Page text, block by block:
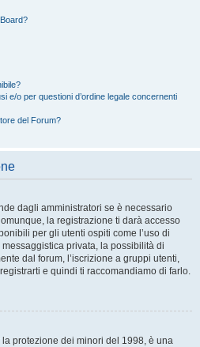
e/o per questioni d’ordine legale concernenti
del Forum?
dagli amministratori se è necessario
la registrazione ti darà accesso
per gli utenti ospiti come l’uso di
privata, la possibilità di
dal forum, l’iscrizione a gruppi utenti,
e quindi ti raccomandiamo di farlo.
protezione dei minori del 1998, è una